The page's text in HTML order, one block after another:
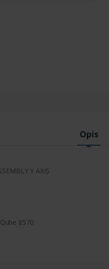
Opis
Y AXIS
8570